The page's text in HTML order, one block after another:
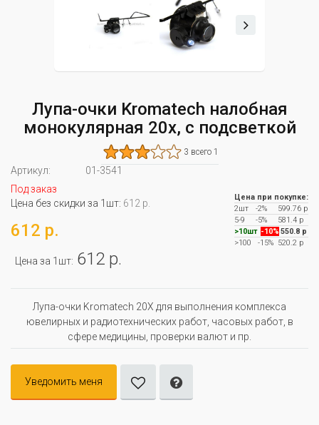
Лупа-очки Kromatech налобная
монокулярная 20x, с подсветкой
3 всего 1
Артикул:
01-3541
Под заказ
Цена без скидки за 1шт: 612 р.
612 р.
Цена за 1шт: 612 р.
Цена при покупке:
2шт
-2%
599.76 р
5-9
-5%
581.4 р
>10шт -10% 550.8 р
>100
-15% 520.2 р
Лупа-очки Kromatech 20Х для выполнения комплекса
ювелирных и радиотехнических работ, часовых работ, в
сфере медицины, проверки валют и пр.
Уведомить меня